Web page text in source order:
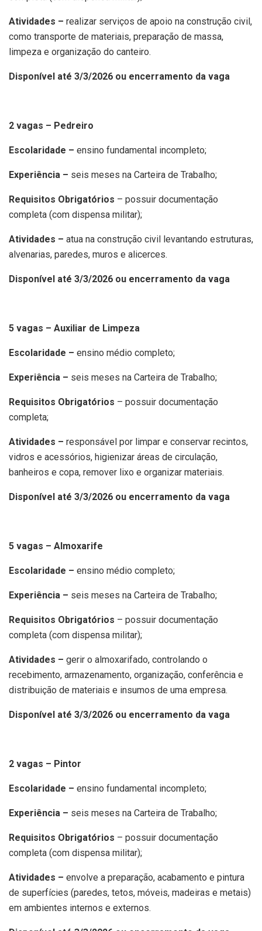
Atividades – realizar serviços de apoio na construção civil,
como transporte de materiais, preparação de massa,
limpeza e organização do canteiro.
Disponível até 3/3/2026 ou encerramento da vaga
2 vagas – Pedreiro
Escolaridade – ensino fundamental incompleto;
Experiência – seis meses na Carteira de Trabalho;
Requisitos Obrigatórios – possuir documentação
completa (com dispensa militar);
Atividades – atua na construção civil levantando estruturas,
alvenarias, paredes, muros e alicerces.
Disponível até 3/3/2026 ou encerramento da vaga
5 vagas – Auxiliar de Limpeza
Escolaridade – ensino médio completo;
Experiência – seis meses na Carteira de Trabalho;
Requisitos Obrigatórios – possuir documentação
completa;
Atividades – responsável por limpar e conservar recintos,
vidros e acessórios, higienizar áreas de circulação,
banheiros e copa, remover lixo e organizar materiais.
Disponível até 3/3/2026 ou encerramento da vaga
5 vagas – Almoxarife
Escolaridade – ensino médio completo;
Experiência – seis meses na Carteira de Trabalho;
Requisitos Obrigatórios – possuir documentação
completa (com dispensa militar);
Atividades – gerir o almoxarifado, controlando o
recebimento, armazenamento, organização, conferência e
distribuição de materiais e insumos de uma empresa.
Disponível até 3/3/2026 ou encerramento da vaga
2 vagas – Pintor
Escolaridade – ensino fundamental incompleto;
Experiência – seis meses na Carteira de Trabalho;
Requisitos Obrigatórios – possuir documentação
completa (com dispensa militar);
Atividades – envolve a preparação, acabamento e pintura
de superfícies (paredes, tetos, móveis, madeiras e metais)
em ambientes internos e externos.